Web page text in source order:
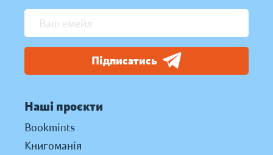
Підписатись
Наші проєкти
Bookmints
Книгоманія